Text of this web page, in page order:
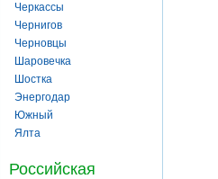
Черкассы
Чернигов
Черновцы
Шаровечка
Шостка
Энергодар
Южный
Ялта
Российская